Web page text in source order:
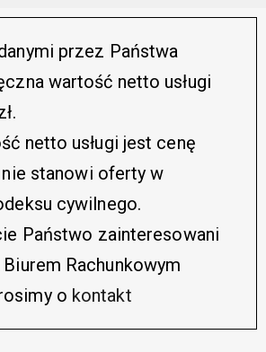
przez Państwa
wartość netto usługi
netto usługi jest cenę
stanowi oferty w
cywilnego.
Państwo zainteresowani
Rachunkowym
o kontakt